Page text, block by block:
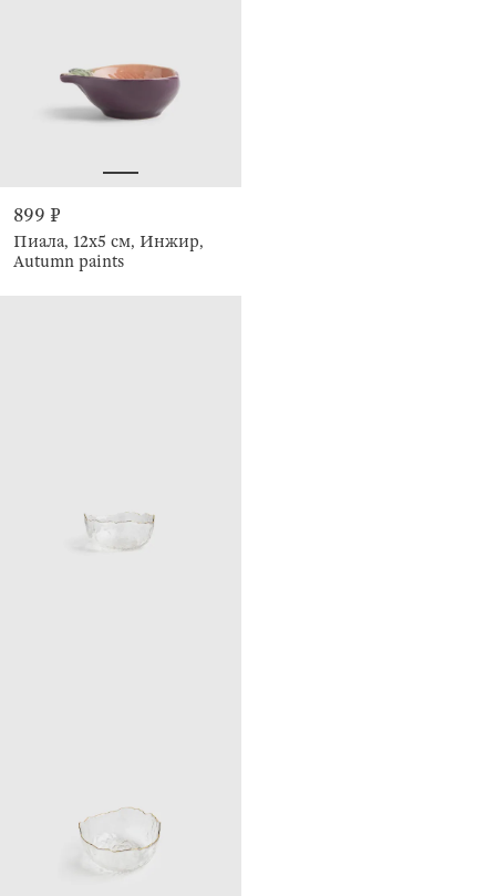
899 ₽
Пиала, 12х5 см, Инжир,
Autumn paints